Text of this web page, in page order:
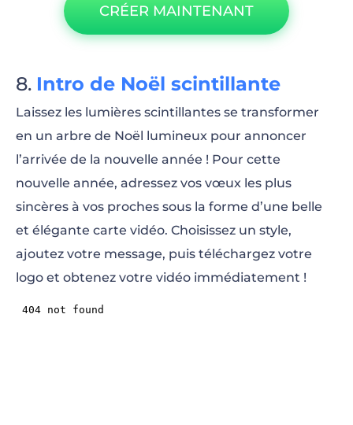
CRÉER MAINTENANT
Intro de Noël scintillante
Laissez les lumières scintillantes se transformer
en un arbre de Noël lumineux pour annoncer
l’arrivée de la nouvelle année ! Pour cette
nouvelle année, adressez vos vœux les plus
sincères à vos proches sous la forme d’une belle
et élégante carte vidéo. Choisissez un style,
ajoutez votre message, puis téléchargez votre
logo et obtenez votre vidéo immédiatement !